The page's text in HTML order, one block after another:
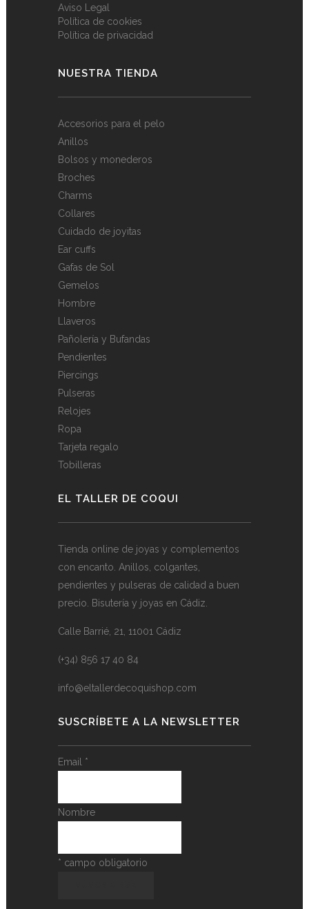
Aviso Legal
Política de cookies
Política de privacidad
NUESTRA TIENDA
Accesorios para el pelo
Anillos
Bolsos y monederos
Broches
Charms
Collares
Cuidado de joyitas
Ear cuffs
Gafas de Sol
Gemelos
Hombre
Llaveros
Pañolería y Bufandas
Pendientes
Piercings
Pulseras
Relojes
Ropa
Tarjeta regalo
Tobilleras
EL TALLER DE COQUI
Tienda online de joyas y complementos
con encanto. Anillos, colgantes,
pendientes y pulseras de calidad a buen
precio. Bisutería y joyas en Cádiz.
Calle Barrié, 21, 11001 Cádiz
(+34) 856 17 40 84
info@eltallerdecoquishop.com
SUSCRÍBETE A LA NEWSLETTER
Email *
Nombre
* campo obligatorio